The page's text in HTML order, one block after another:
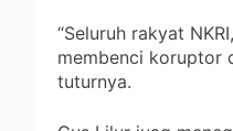
“Seluruh rakyat
membenci koruptor
tuturnya.